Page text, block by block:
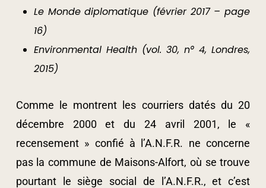
Le Monde diplomatique (février 2017 – page
16)
Environmental Health (vol. 30, n° 4, Londres,
2015)
Comme le montrent les courriers datés du 20
décembre 2000 et du 24 avril 2001, le «
recensement » confié à l’A.N.F.R. ne concerne
pas la commune de Maisons-Alfort, où se trouve
pourtant le siège social de l’A.N.F.R., et c’est